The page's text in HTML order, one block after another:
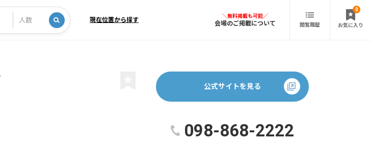
現在位置から探す 会場のご掲載について 閲覧履歴 お気に入り
0
公式サイトを見る
098-868-2222